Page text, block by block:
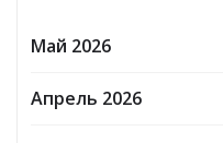
Май 2026
Апрель 2026